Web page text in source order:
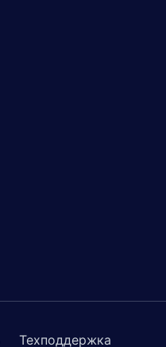
Техподдержка